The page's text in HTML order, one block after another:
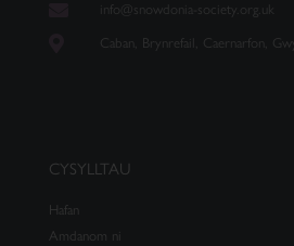
info@snowdonia-society.org.uk
Caban, Brynrefail, Caernarfon,
CYSYLLTAU
Hafan
Amdanom ni